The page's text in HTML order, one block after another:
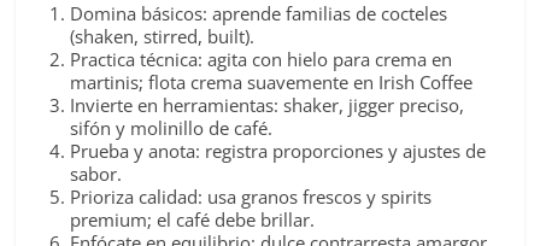
Domina básicos: aprende familias de cocteles
(shaken, stirred, built).
Practica técnica: agita con hielo para crema en
martinis; flota crema suavemente en Irish Coffee
Invierte en herramientas: shaker, jigger preciso,
sifón y molinillo de café.
Prueba y anota: registra proporciones y ajustes de
sabor.
Prioriza calidad: usa granos frescos y spirits
premium; el café debe brillar.